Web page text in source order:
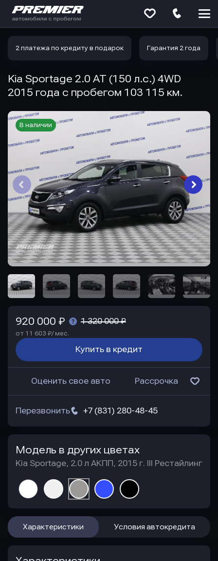
2 платежа по кредиту в подарок Гарантия 2 года
Kia Sportage 2.0 AT (150 л.с.) 4WD
2015 года с пробегом 103 115 км.
В наличии
920 000 ₽ 1 320 000 ₽
от 11 603 ₽/ мес.
Купить в кредит
Оценить свое авто Рассрочка
+7 (831) 280-48-45
Перезвонить
Модель в других цветах
Kia Sportage, 2.0 л АКПП, 2015 г. III Рестайлинг
Характеристики Условия автокредита